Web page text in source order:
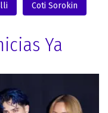
Coti Sorokin
Ya